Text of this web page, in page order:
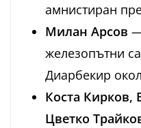
амнистиран
Милан Арсов
железопътни
Диарбекир
Коста Кирков,
Цветко